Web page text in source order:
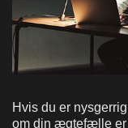
Hvis du er
om din ægtefælle er